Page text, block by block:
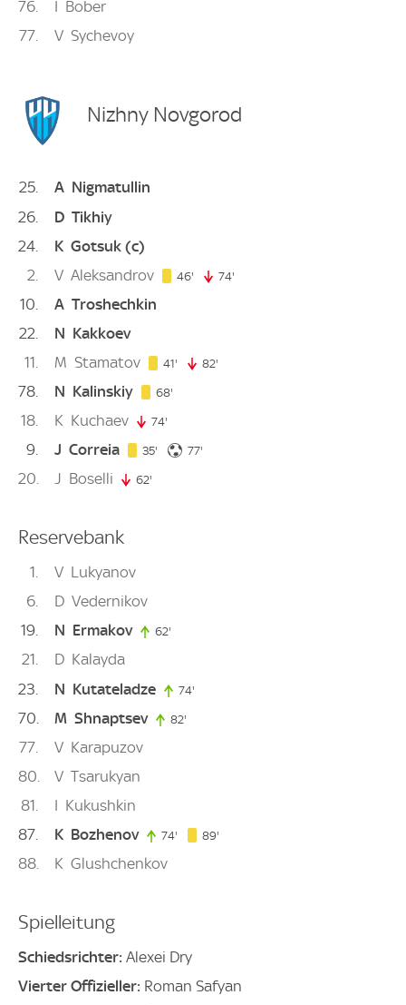
76 I Bober
77
V Sychevoy
Nizhny Novgorod
25 A Nigmatullin
26
D Tikhiy
24
K Gotsuk (c)
2
V Aleksandrov 46' 46. minute
74'
10 A Troshechkin
22
N Kakkoev
11
M Stamatov 41' 41. minute
82'
78 N Kalinskiy 68'
18 K Kuchaev 74'
9 J Correia 35' 35. minute
77'
20 J Boselli 62'
Reservebank
1 V Lukyanov
6
D Vedernikov
19
N Ermakov 62'
21 D Kalayda
23
N Kutateladze 74'
70 M Shnaptsev 82'
77 V Karapuzov
80
V Tsarukyan
81
I Kukushkin
87
K Bozhenov 74' 74. minute
89'
88 K Glushchenkov
Spielleitung
Schiedsrichter: Alexei Dry
Vierter Offizieller: Roman Safyan